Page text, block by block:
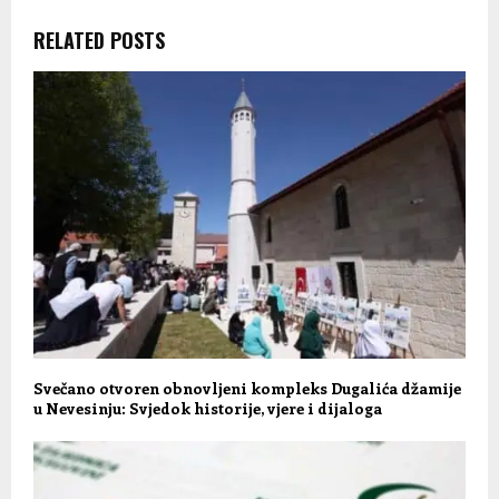
RELATED POSTS
Svečano otvoren obnovljeni kompleks Dugalića džamije
u Nevesinju: Svjedok historije, vjere i dijaloga